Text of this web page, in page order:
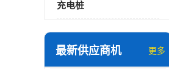
充电桩
最新供应商机 更多